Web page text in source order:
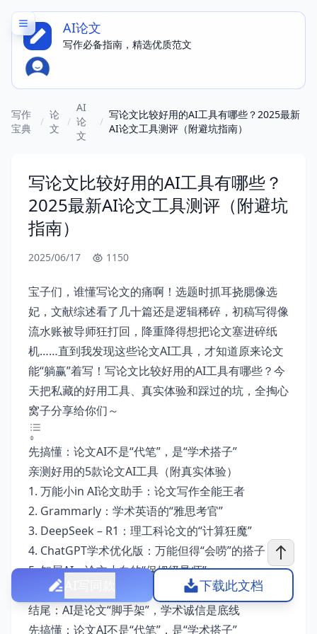
AI论文
写作必备指南，精选优质范文
写作
宝典
/
论
文
/
AI
论
文
/
写论文比较好用的AI工具有哪些？2025最新
AI论文工具测评（附避坑指南）
写论文比较好用的AI工具有哪些？
2025最新AI论文工具测评（附避坑
指南）
2025/06/17 1150
宝子们，谁懂写论文的痛啊！选题时抓耳挠腮像选
妃，文献综述看了几十篇还是逻辑稀碎，初稿写得像
流水账被导师狂打回，降重降得想把论文塞进碎纸
机……直到我发现这些论文AI工具，才知道原来论文
能“躺赢”着写！写论文比较好用的AI工具有哪些？今
天把私藏的好用工具、真实体验和踩过的坑，全掏心
窝子分享给你们～
先搞懂：论文AI不是“代笔”，是“学术搭子”
亲测好用的5款论文AI工具（附真实体验）
1. 万能小in AI论文助手：论文写作全能王者
2. Grammarly：学术英语的“雅思考官”
3. DeepSeek – R1：理工科论文的“计算狂魔”
4. ChatGPT学术优化版：万能但得“会唠”的搭子
5. 知犀AI：论文小白的“保姆级导师”
用AI写论文的“避坑”指南（划重点！）
结尾：AI是论文“脚手架”，学术诚信是底线
先搞懂：论文AI不是“代笔”，是“学术搭子”
下载此文档